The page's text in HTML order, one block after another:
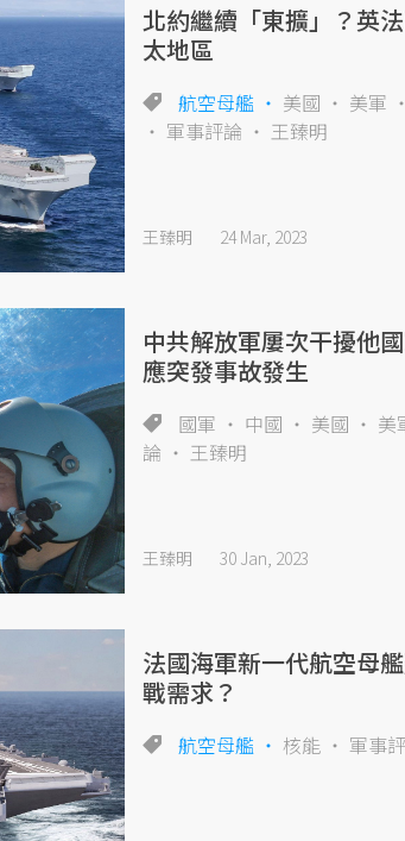
北約繼續「東擴」？英
太地區
航空母艦 美國 美軍
軍事評論
王臻明
王臻明 24 Mar, 2023
中共解放軍屢次干擾他
應突發事故發生
國軍 中國 美國 美
論
王臻明
王臻明 30 Jan, 2023
法國海軍新一代航空母
戰需求？
航空母艦 核能 軍事